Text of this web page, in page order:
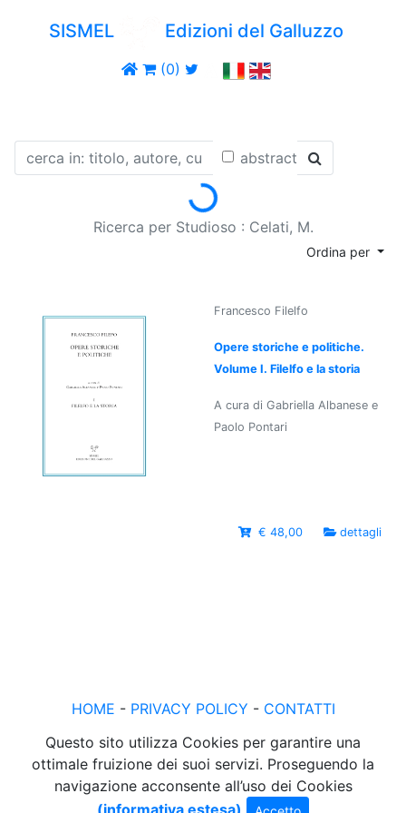
SISMEL Edizioni del Galluzzo
(0)
abstract
Loading...
Ricerca per Studioso : Celati, M.
Ordina per
Francesco Filelfo
Opere storiche e politiche.
Volume I. Filelfo e la storia
A cura di Gabriella Albanese e
Paolo Pontari
€ 48,00 dettagli
HOME - PRIVACY POLICY - CONTATTI
Questo sito utilizza Cookies per garantire una
ottimale fruizione dei suoi servizi. Proseguendo la
navigazione acconsente all’uso dei Cookies
(informativa estesa)